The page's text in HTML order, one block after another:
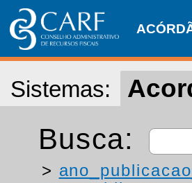
Sistemas:
Busca:
>